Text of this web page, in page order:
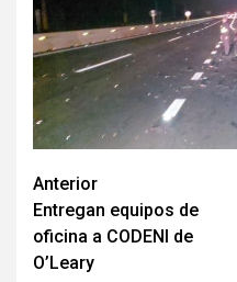
Navegación
de
entradas
Anterior
Entregan equipos de
oficina a CODENI de
O’Leary